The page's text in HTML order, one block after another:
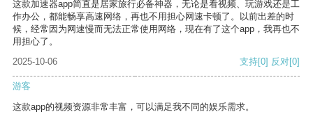
这款加速器app简直是居家旅行必备神器，无论是看视频、玩游戏还是工
作办公，都能畅享高速网络，再也不用担心网速卡顿了。以前出差的时
候，经常因为网速慢而无法正常使用网络，现在有了这个app，我再也不
用担心了。
2025-10-06
支持[0] 反对[0]
游客
这款app的视频资源非常丰富，可以满足我不同的娱乐需求。